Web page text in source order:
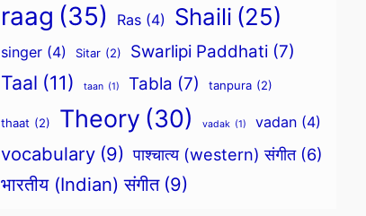
raag (35) Ras (4) Shaili (25)
singer (4) Sitar (2) Swarlipi Paddhati (7)
Taal (11) taan (1) Tabla (7) tanpura (2)
thaat (2) Theory (30) vadak (1) vadan (4)
vocabulary (9) पाश्चात्य (western) संगीत (6)
भारतीय (Indian) संगीत (9)